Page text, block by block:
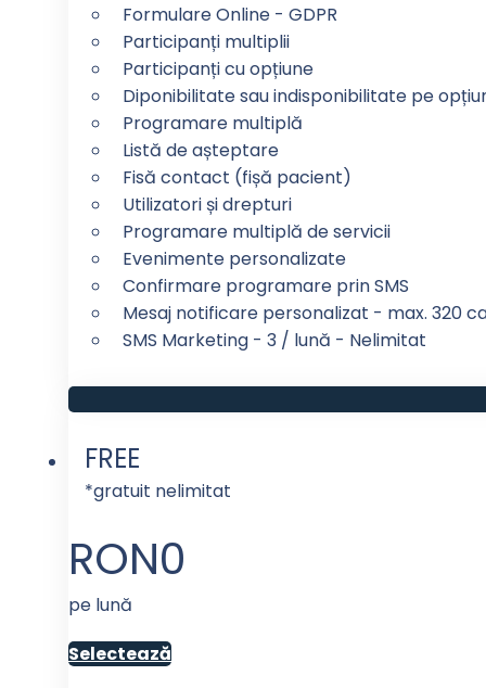
Formulare Online - GDPR
Participanți multiplii
Participanți cu opțiune
Diponibilitate sau indisponibilitate pe
Programare multiplă
Listă de așteptare
Fisă contact (fișă pacient)
Utilizatori și drepturi
Programare multiplă de servicii
Evenimente personalizate
Confirmare programare prin SMS
Mesaj notificare personalizat - max. 320
SMS Marketing - 3 / lună - Nelimitat
FREE
*gratuit nelimitat
RON0
pe lună
Selectează